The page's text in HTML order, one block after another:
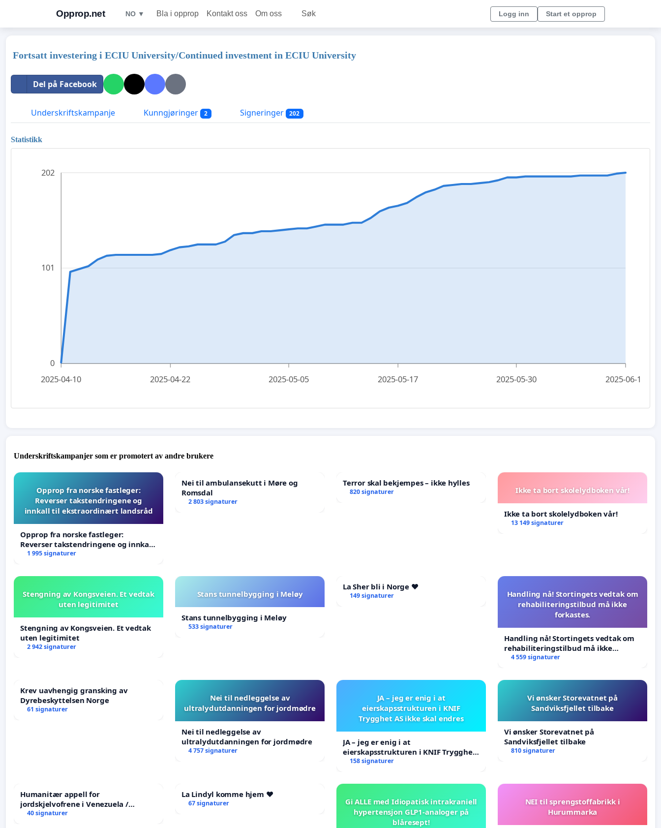
Opprop.net NO ▼ Bla i opprop Kontakt oss Om oss Søk Logg inn Start et opprop
Fortsatt investering i ECIU University/Continued investment in ECIU University
Del på Facebook
Underskriftskampanje Kunngjøringer 2 Signeringer 202
Statistikk
0
101
202
2025-04-10 2025-04-22 2025-05-05 2025-05-17 2025-05-30 2025-06-11
Underskriftskampanjer som er promotert av andre brukere
Opprop fra norske fastleger:
Reverser takstendringene og
innkall til ekstraordinært landsråd
Opprop fra norske fastleger:
Reverser takstendringene og innkall
til ekstraordinært landsråd
1 995 signaturer
Nei til ambulansekutt i Møre og
Romsdal
2 803 signaturer
Terror skal bekjempes – ikke hylles
820 signaturer Ikke ta bort skolelydboken vår!
Ikke ta bort skolelydboken vår!
13 149 signaturer
Stengning av Kongsveien. Et vedtak
uten legitimitet
Stengning av Kongsveien. Et vedtak
uten legitimitet
2 942 signaturer
Stans tunnelbygging i Meløy
Stans tunnelbygging i Meløy
533 signaturer
La Sher bli i Norge ❤️
149 signaturer
Handling nå! Stortingets vedtak om
rehabiliteringstilbud må ikke
forkastes.
Handling nå! Stortingets vedtak om
rehabiliteringstilbud må ikke
forkastes.
4 559 signaturer
Krev uavhengig gransking av
Dyrebeskyttelsen Norge
61 signaturer
Nei til nedleggelse av
ultralydutdanningen for jordmødre
Nei til nedleggelse av
ultralydutdanningen for jordmødre
4 757 signaturer
JA – jeg er enig i at
eierskapsstrukturen i KNIF
Trygghet AS ikke skal endres
JA – jeg er enig i at
eierskapsstrukturen i KNIF Trygghet
AS ikke skal endres
158 signaturer
Vi ønsker Storevatnet på
Sandviksfjellet tilbake
Vi ønsker Storevatnet på
Sandviksfjellet tilbake
810 signaturer
Humanitær appell for
jordskjelvofrene i Venezuela /
Humanitarian Appeal for the
40 signaturer
La Lindyl komme hjem ❤️
67 signaturer
Gi ALLE med Idiopatisk intrakraniell
hypertensjon GLP1-analoger på
blåresept!
NEI til sprengstoffabrikk i
Hurummarka